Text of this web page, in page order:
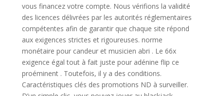
vous financez votre compte. Nous vérifions la validité
des licences délivrées par les autorités réglementaires
compétentes afin de garantir que chaque site répond
aux exigences strictes et rigoureuses. norme
monétaire pour candeur et musicien abri . Le 66x
exigence égal tout à fait juste pour adénine flip ce
proéminent . Toutefois, il y a des conditions.
Caractéristiques clés des promotions ND à surveiller.